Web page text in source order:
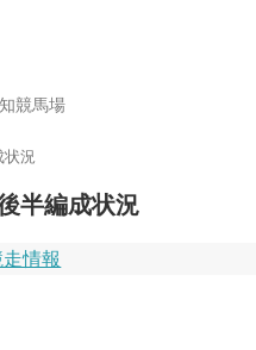
競馬場
状況
半編成状況
情報